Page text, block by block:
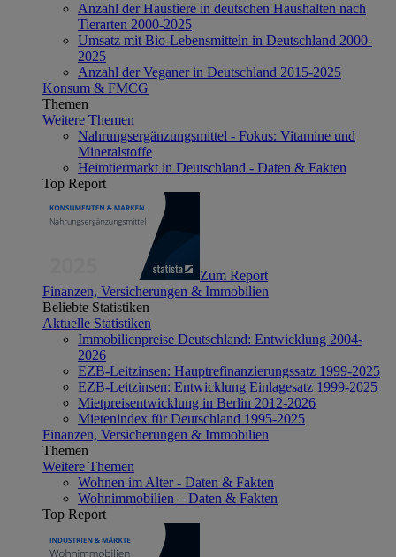
Anzahl der Haustiere in deutschen Haushalten nach
Tierarten 2000-2025
Umsatz mit Bio-Lebensmitteln in Deutschland 2000-
2025
Anzahl der Veganer in Deutschland 2015-2025
Konsum & FMCG
Themen
Weitere Themen
Nahrungsergänzungsmittel - Fokus: Vitamine und
Mineralstoffe
Heimtiermarkt in Deutschland - Daten & Fakten
Top Report
Zum Report
Finanzen, Versicherungen & Immobilien
Beliebte Statistiken
Aktuelle Statistiken
Immobilienpreise Deutschland: Entwicklung 2004-
2026
EZB-Leitzinsen: Hauptrefinanzierungssatz 1999-2025
EZB-Leitzinsen: Entwicklung Einlagesatz 1999-2025
Mietpreisentwicklung in Berlin 2012-2026
Mietenindex für Deutschland 1995-2025
Finanzen, Versicherungen & Immobilien
Themen
Weitere Themen
Wohnen im Alter - Daten & Fakten
Wohnimmobilien – Daten & Fakten
Top Report